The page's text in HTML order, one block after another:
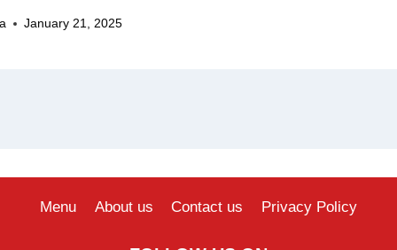
January 21, 2025
Menu About us Contact us Privacy Policy